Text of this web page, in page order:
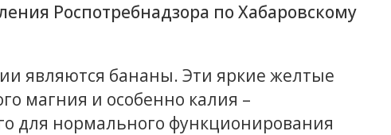
Роспотребнадзора по Хабаровскому
являются бананы. Эти яркие желтые
магния и особенно калия –
для нормального функционирования